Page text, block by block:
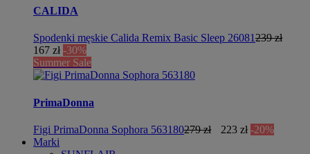
CALIDA
Spodenki męskie Calida Remix Basic Sleep 26081239 zł
167 zł -30%
Summer Sale
PrimaDonna
Figi PrimaDonna Sophora 563180279 zł 223 zł -20%
Marki